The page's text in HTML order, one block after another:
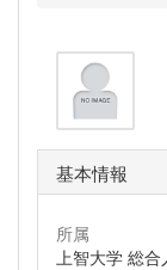
基本情報
所属
上智大学 総